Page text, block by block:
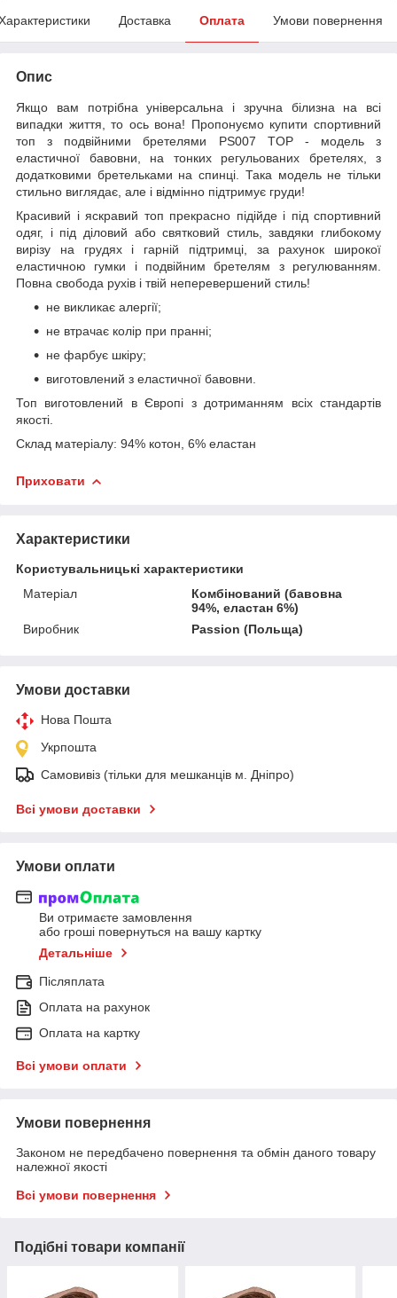
Доставка Оплата Умови повернення
Опис
Якщо вам потрібна універсальна і зручна білизна на всі
випадки життя, то ось вона! Пропонуємо купити спортивний
топ з подвійними бретелями PS007 TOP - модель з
еластичної бавовни, на тонких регульованих бретелях, з
додатковими бретельками на спинці. Така модель не тільки
стильно виглядає, але і відмінно підтримує груди!
Красивий і яскравий топ прекрасно підійде і під спортивний
одяг, і під діловий або святковий стиль, завдяки глибокому
вирізу на грудях і гарній підтримці, за рахунок широкої
еластичною гумки і подвійним бретелям з регулюванням.
Повна свобода рухів і твій неперевершений стиль!
не викликає алергії;
не втрачає колір при пранні;
не фарбує шкіру;
виготовлений з еластичної бавовни.
Топ виготовлений в Європі з дотриманням всіх стандартів
якості.
Склад матеріалу: 94% котон, 6% еластан
Приховати
Характеристики
Користувальницькі характеристики
Матеріал
Комбінований (бавовна
94%, еластан 6%)
Виробник
Passion (Польща)
Умови доставки
Нова Пошта
Укрпошта
Самовивіз (тільки для мешканців м. Дніпро)
Всі умови доставки
Умови оплати
Ви отримаєте замовлення
або гроші повернуться на вашу картку
Детальніше
Післяплата
Оплата на рахунок
Оплата на картку
Всі умови оплати
Умови повернення
Законом не передбачено повернення та обмін даного товару
належної якості
Всі умови повернення
Подібні товари компанії